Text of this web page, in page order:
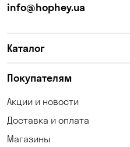
info@hophey.ua
Каталог
Покупателям
Акции и новости
Доставка и оплата
Магазины